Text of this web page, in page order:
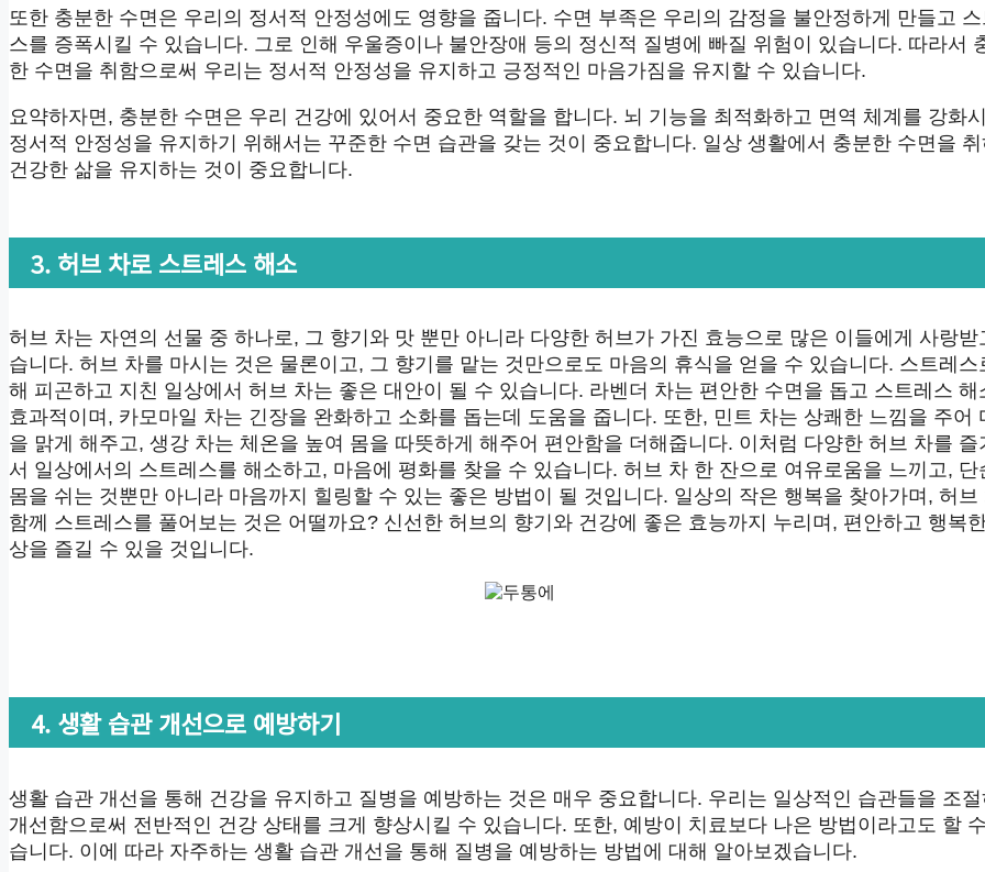
또한 충분한 수면은 우리의 정서적 안정성에도 영향을 줍니다. 수면 부족은 우리의 감정을 불안정하게 만들고 스
스를 증폭시킬 수 있습니다. 그로 인해 우울증이나 불안장애 등의 정신적 질병에 빠질 위험이 있습니다. 따라서
한 수면을 취함으로써 우리는 정서적 안정성을 유지하고 긍정적인 마음가짐을 유지할 수 있습니다.
요약하자면, 충분한 수면은 우리 건강에 있어서 중요한 역할을 합니다. 뇌 기능을 최적화하고 면역 체계를 강화
정서적 안정성을 유지하기 위해서는 꾸준한 수면 습관을 갖는 것이 중요합니다. 일상 생활에서 충분한 수면을 취
건강한 삶을 유지하는 것이 중요합니다.
3. 허브 차로 스트레스 해소
허브 차는 자연의 선물 중 하나로, 그 향기와 맛 뿐만 아니라 다양한 허브가 가진 효능으로 많은 이들에게 사랑받
습니다. 허브 차를 마시는 것은 물론이고, 그 향기를 맡는 것만으로도 마음의 휴식을 얻을 수 있습니다. 스트레스
해 피곤하고 지친 일상에서 허브 차는 좋은 대안이 될 수 있습니다. 라벤더 차는 편안한 수면을 돕고 스트레스 해
효과적이며, 카모마일 차는 긴장을 완화하고 소화를 돕는데 도움을 줍니다. 또한, 민트 차는 상쾌한 느낌을 주어
을 맑게 해주고, 생강 차는 체온을 높여 몸을 따뜻하게 해주어 편안함을 더해줍니다. 이처럼 다양한 허브 차를 즐
서 일상에서의 스트레스를 해소하고, 마음에 평화를 찾을 수 있습니다. 허브 차 한 잔으로 여유로움을 느끼고, 단
몸을 쉬는 것뿐만 아니라 마음까지 힐링할 수 있는 좋은 방법이 될 것입니다. 일상의 작은 행복을 찾아가며, 허브
함께 스트레스를 풀어보는 것은 어떨까요? 신선한 허브의 향기와 건강에 좋은 효능까지 누리며, 편안하고 행복
상을 즐길 수 있을 것입니다.
4. 생활 습관 개선으로 예방하기
생활 습관 개선을 통해 건강을 유지하고 질병을 예방하는 것은 매우 중요합니다. 우리는 일상적인 습관들을 조절
개선함으로써 전반적인 건강 상태를 크게 향상시킬 수 있습니다. 또한, 예방이 치료보다 나은 방법이라고도 할
습니다. 이에 따라 자주하는 생활 습관 개선을 통해 질병을 예방하는 방법에 대해 알아보겠습니다.